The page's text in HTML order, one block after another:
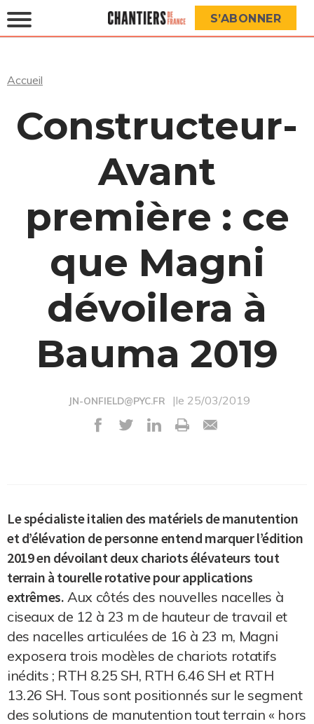
S’ABONNER
Accueil
Constructeur-
Avant
première : ce
que Magni
dévoilera à
Bauma 2019
JN-ONFIELD@PYC.FR |le 25/03/2019
Le spécialiste italien des matériels de manutention
et d’élévation de personne entend marquer l’édition
2019 en dévoilant deux chariots élévateurs tout
terrain à tourelle rotative pour applications
extrêmes. Aux côtés des nouvelles nacelles à
ciseaux de 12 à 23 m de hauteur de travail et
des nacelles articulées de 16 à 23 m, Magni
exposera trois modèles de chariots rotatifs
inédits ; RTH 8.25 SH, RTH 6.46 SH et RTH
13.26 SH. Tous sont positionnés sur le segment
des solutions de manutention tout terrain « hors